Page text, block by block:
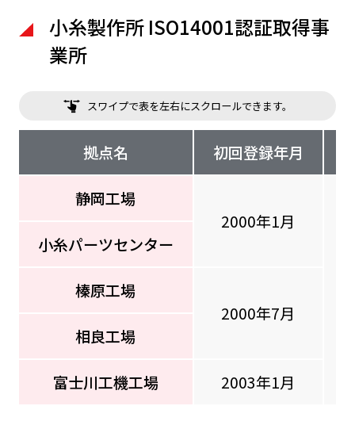
小糸製作所 ISO14001認証取得事
業所
スワイプで表を左右にスクロールできます。
拠点名 初回登録年月
静岡工場
2000年1月
小糸パーツセンター
榛原工場
2000年7月
相良工場
富士川工機工場 2003年1月